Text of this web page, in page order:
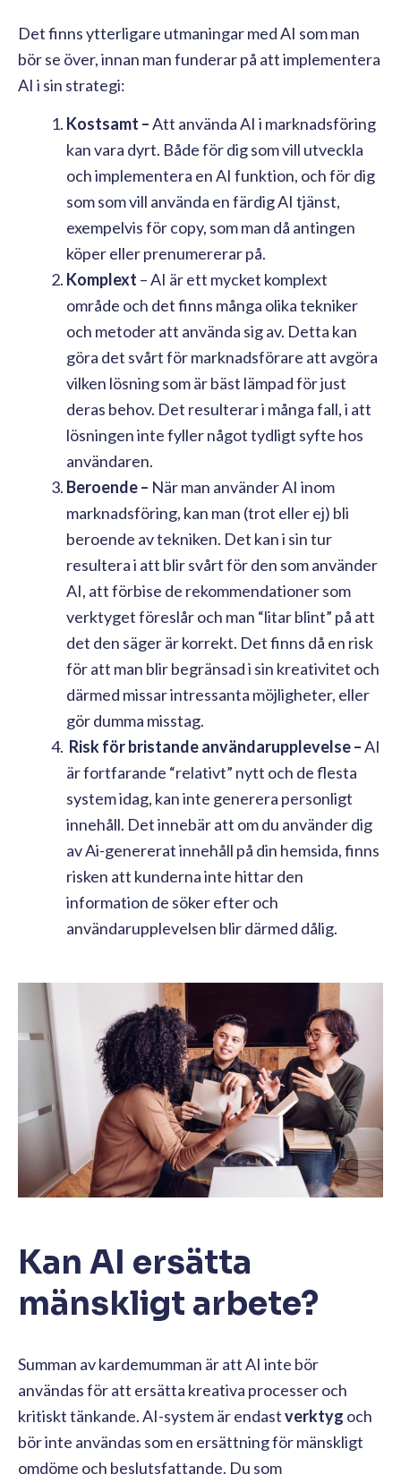
Det finns ytterligare utmaningar med AI som man
bör se över, innan man funderar på att implementera
AI i sin strategi:
Kostsamt –Att använda AI i marknadsföring
kan vara dyrt. Både för dig som vill utveckla
och implementera en AI funktion, och för dig
som som vill använda en färdig AI tjänst,
exempelvis för copy, som man då antingen
köper eller prenumererar på.
Komplext – AI är ett mycket komplext
område och det finns många olika tekniker
och metoder att använda sig av. Detta kan
göra det svårt för marknadsförare att avgöra
vilken lösning som är bäst lämpad för just
deras behov. Det resulterar i många fall, i att
lösningen inte fyller något tydligt syfte hos
användaren.
Beroende – När man använder AI inom
marknadsföring, kan man (trot eller ej) bli
beroende av tekniken. Det kan i sin tur
resultera i att blir svårt för den som använder
AI, att förbise de rekommendationer som
verktyget föreslår och man “litar blint” på att
det den säger är korrekt. Det finns då en risk
för att man blir begränsad i sin kreativitet och
därmed missar intressanta möjligheter, eller
gör dumma misstag.
Risk för bristande användarupplevelse –AI
är fortfarande “relativt” nytt och de flesta
system idag, kan inte generera personligt
innehåll. Det innebär att om du använder dig
av Ai-genererat innehåll på din hemsida, finns
risken att kunderna inte hittar den
information de söker efter och
användarupplevelsen blir därmed dålig.
Kan AI ersätta
mänskligt arbete?
Summan av kardemumman är att AI inte bör
användas för att ersätta kreativa processer och
kritiskt tänkande. AI-system är endastverktyg och
bör inte användas som en ersättning för mänskligt
omdöme och beslutsfattande. Du som